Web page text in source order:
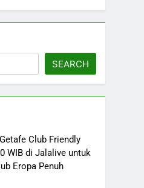
SEARCH
Club Friendly
WIB di Jalalive untuk
Eropa Penuh